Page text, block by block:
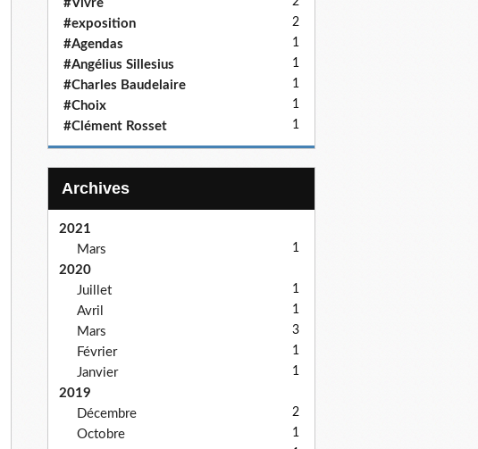
#Vivre
#exposition 2
#Agendas 1
#Angélius Sillesius 1
#Charles Baudelaire 1
#Choix 1
#Clément Rosset 1
Archives
2021
Mars
1
2020
Juillet
1
Avril 1
Mars 3
Février 1
Janvier 1
2019
Décembre
2
Octobre 1